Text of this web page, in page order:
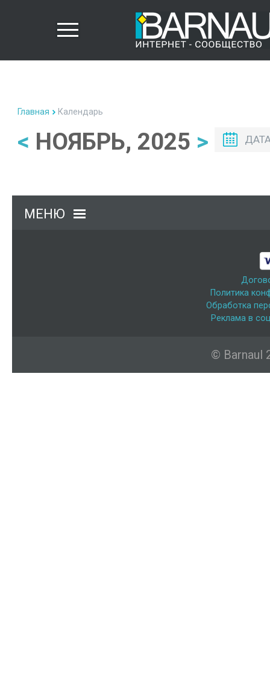
Главная Календарь
< НОЯБРЬ, 2025 >
МЕНЮ
Политика
Обработка
Реклама в
© Barnaul